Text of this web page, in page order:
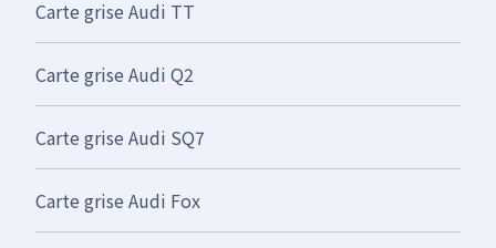
Carte grise Audi TT
Carte grise Audi Q2
Carte grise Audi SQ7
Carte grise Audi Fox